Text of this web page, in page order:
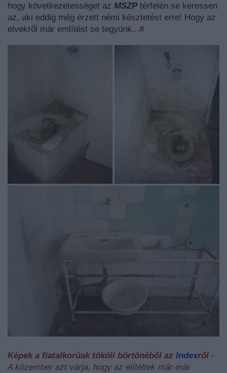
hogy következetességet az MSZP térfelén se keressen
az, aki eddig még érzett némi késztetést erre! Hogy az
elvekről már említést se tegyünk...#
Képek a fiatalkorúak tököli börtönéből az Indexről -
A közember azt várja, hogy az elítéltek már-már